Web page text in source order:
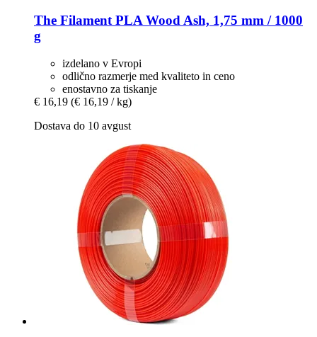
The FilamentPLA Wood Ash, 1,75 mm / 1000
g
izdelano v Evropi
odlično razmerje med kvaliteto in ceno
enostavno za tiskanje
€ 16,19 (€ 16,19 / kg)
Dostava do 10 avgust